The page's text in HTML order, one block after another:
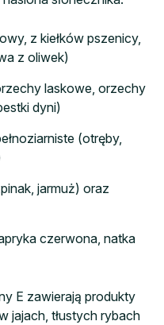
z kiełków pszenicy,
z oliwek)
laskowe, orzechy
dyni)
(otręby,
jarmuż) oraz
czerwona, natka
E zawierają produkty
jajach, tłustych rybach